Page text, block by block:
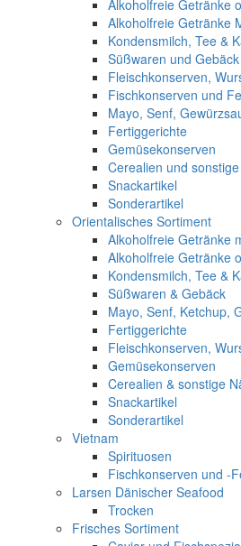
Alkoholfreie Getränke
Alkoholfreie Getränke
Kondensmilch, Tee &
Süßwaren und Gebäck
Fleischkonserven,
Fischkonserven und
Mayo, Senf,
Fertiggerichte
Gemüsekonserven
Cerealien und
Snackartikel
Sonderartikel
Orientalisches Sortiment
Alkoholfreie Getränke
Alkoholfreie Getränke
Kondensmilch, Tee &
Süßwaren & Gebäck
Mayo, Senf, Ketchup,
Fertiggerichte
Fleischkonserven,
Gemüsekonserven
Cerealien & sonstige
Snackartikel
Sonderartikel
Vietnam
Spirituosen
Fischkonserven und -
Larsen Dänischer Seafood
Trocken
Frisches Sortiment